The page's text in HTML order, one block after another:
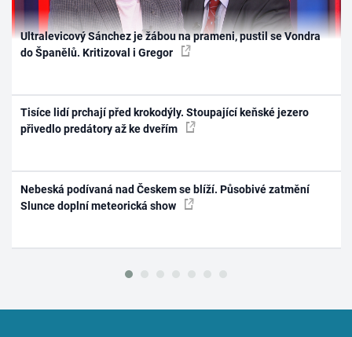
Ultralevicový Sánchez je žábou na prameni, pustil se Vondra
do Španělů. Kritizoval i Gregor
Tisíce lidí prchají před krokodýly. Stoupající keňské jezero
přivedlo predátory až ke dveřím
Nebeská podívaná nad Českem se blíží. Působivé zatmění
Slunce doplní meteorická show